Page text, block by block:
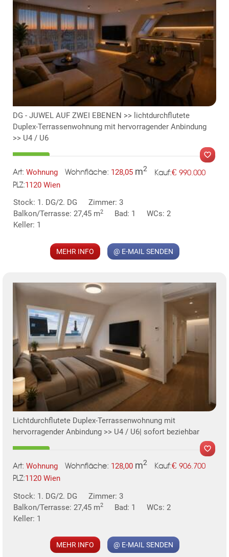
KLIS
KLIS
DG - JUWEL AUF ZWEI EBENEN >> lichtdurchflutete
Duplex-Terrassenwohnung mit hervorragender Anbindung
>> U4 / U6
Art: Wohnung Wohnfläche: 128,05 m2 Kauf:€ 990.000
PLZ:1120 Wien
Stock: 1. DG/2. DG
Zimmer: 3
Balkon/Terrasse: 27,45 m2 Bad: 1
WCs: 2
Keller: 1
MEHR INFO @ E-MAIL SENDEN
Lichtdurchflutete Duplex-Terrassenwohnung mit
hervorragender Anbindung >> U4 / U6| sofort beziehbar
Art: Wohnung Wohnfläche: 128,00 m2 Kauf:€ 906.700
PLZ:1120 Wien
Stock: 1. DG/2. DG
Zimmer: 3
Balkon/Terrasse: 27,45 m2 Bad: 1
WCs: 2
Keller: 1
MEHR INFO @ E-MAIL SENDEN